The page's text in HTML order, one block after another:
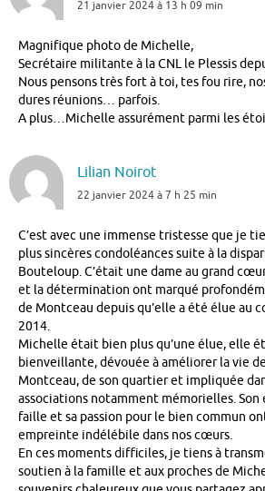
21 janvier 2024 à 13 h 09 min
Magnifique photo de Michelle,
Secrétaire militante à la CNL le Plessis
Nous pensons très fort à toi, tes fou rire,
dures réunions… parfois.
A plus…Michelle assurément parmi les
Lilian Noirot
22 janvier 2024 à 7 h 25 min
C’est avec une immense tristesse que je
plus sincères condoléances suite à la
Bouteloup. C’était une dame au grand
et la détermination ont marqué
de Montceau depuis qu’elle a été élue au
2014.
Michelle était bien plus qu’une élue, elle
bienveillante, dévouée à améliorer la vie
Montceau, de son quartier et impliquée
associations notamment mémorielles. Son
faille et sa passion pour le bien commun
empreinte indélébile dans nos cœurs.
En ces moments difficiles, je tiens à
soutien à la famille et aux proches de